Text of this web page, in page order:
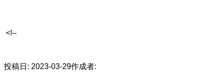
<!–
投稿日: 2023-03-29作成者: